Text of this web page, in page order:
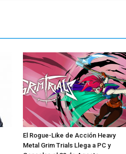
El Rogue-Like de Acción Heavy
Metal Grim Trials Llega a PC y